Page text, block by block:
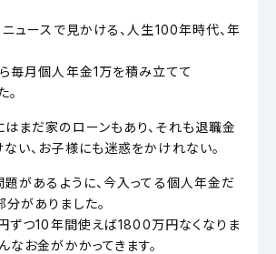
ニュースで見かける、人生100年時代、年
毎月個人年金1万を積み立てて
。
はまだ家のローンもあり、それも退職金
い、お子様にも迷惑をかけれない。
があるように、今入ってる個人年金だ
がありました。
ずつ10年間使えば1800万円なくなりま
なお金がかかってきます。